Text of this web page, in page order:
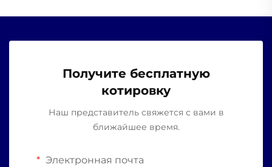
Получите бесплатную
котировку
Наш представитель свяжется с вами в
ближайшее время.
Электронная почта